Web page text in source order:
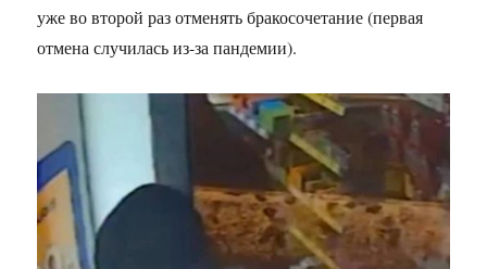
уже во второй раз отменять бракосочетание (первая
отмена случилась из-за пандемии).